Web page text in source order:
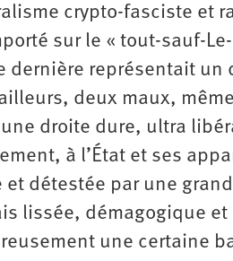
crypto-fasciste et
sur le « tout-sauf-
représentait un
deux maux,
droite dure, ultra
à l’État et ses
détestée par une
lissée, démagogique
une certaine